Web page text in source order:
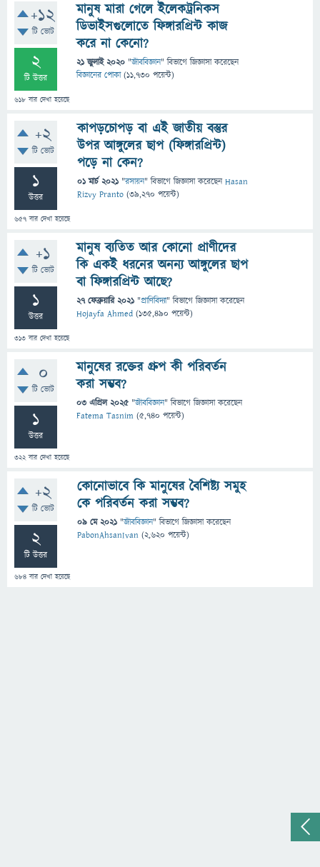
+12
টি ভোট
2
টি উত্তর
618 বার দেখা হয়েছে
মানুষ মারা গেলে ইলেকট্রনিকস
ডিভাইসগুলোতে ফিঙ্গারপ্রিন্ট কাজ
করে না কেনো?
21 জুলাই 2020 "জীববিজ্ঞান" বিভাগে জিজ্ঞাসাকরেছেন
বিজ্ঞানের পোকা (11,730 পয়েন্ট)
+2
টি ভোট
1
উত্তর
657 বার দেখা হয়েছে
কাপড়চোপড় বা এই জাতীয় বস্তুর
উপর আঙ্গুলের ছাপ (ফিঙ্গারপ্রিন্ট)
পড়ে না কেন?
01 মার্চ 2021 "রসায়ন" বিভাগে জিজ্ঞাসাকরেছেনHasan
Rizvy Pranto (39,270 পয়েন্ট)
+1
টি ভোট
1
উত্তর
313 বার দেখা হয়েছে
মানুষ ব্যতিত আর কোনো প্রাণীদের
কি একই ধরনের অনন্য আঙ্গুলের ছাপ
বা ফিঙ্গারপ্রিন্ট আছে?
27 ফেব্রুয়ারি 2021 "প্রাণিবিদ্যা" বিভাগে জিজ্ঞাসাকরেছেন
Hojayfa Ahmed (135,490 পয়েন্ট)
0
টি ভোট
1
উত্তর
322বার দেখা হয়েছে
মানুষের রক্তের গ্রুপ কী পরিবর্তন
করা সম্ভব?
03 এপ্রিল 2025 "জীববিজ্ঞান" বিভাগে জিজ্ঞাসাকরেছেন
Fatema Tasnim (5,740 পয়েন্ট)
+2
টি ভোট
2
টি উত্তর
684 বার দেখা হয়েছে
কোনোভাবে কি মানুষের বৈশিষ্ট্য সমুহ
কে পরিবর্তন করা সম্ভব?
09 মে 2021 "জীববিজ্ঞান" বিভাগে জিজ্ঞাসাকরেছেন
PabonAhsanIvan (2,620 পয়েন্ট)